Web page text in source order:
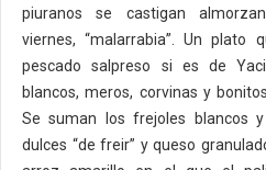
piuranos se castigan
viernes, “malarrabia”. Un plato
pescado salpreso si es de
blancos, meros, corvinas y
Se suman los frejoles blancos
dulces “de freir” y queso